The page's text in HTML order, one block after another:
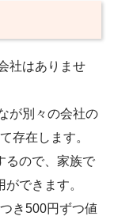
社はありませ
が別々の会社の
存在します。
るので、家族で
できます。
き500円ずつ値